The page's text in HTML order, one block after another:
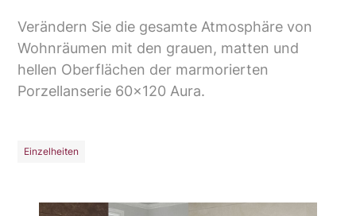
Verändern Sie die gesamte Atmosphäre von
Wohnräumen mit den grauen, matten und
hellen Oberflächen der marmorierten
Porzellanserie 60x120 Aura.
Einzelheiten